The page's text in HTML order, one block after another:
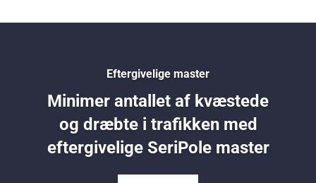
Eftergivelige master
Minimer antallet af kvæstede
og dræbte i trafikken med
eftergivelige SeriPole master